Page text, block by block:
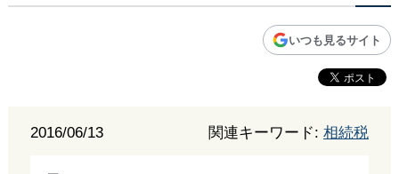
いつも見るサイト
2016/06/13 関連キーワード:相続税